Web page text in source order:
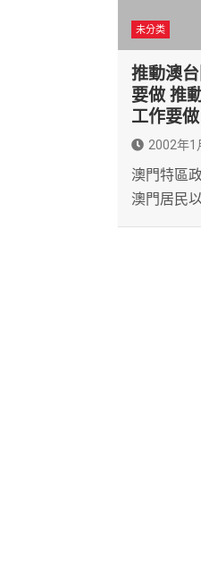
未分类
推動澳
要做 推
工作要做
2002年1
澳門特區
澳門居民